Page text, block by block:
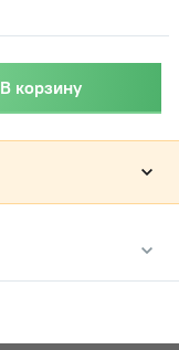
В корзину